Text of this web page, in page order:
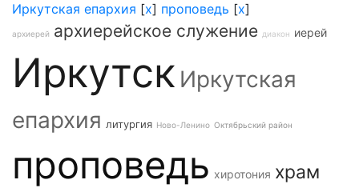
Иркутская епархия [x] проповедь [x]
архиерей архиерейское служение диакон иерей
Иркутск Иркутская
епархия литургия Ново-Ленино Октябрьский район
проповедь хиротония храм